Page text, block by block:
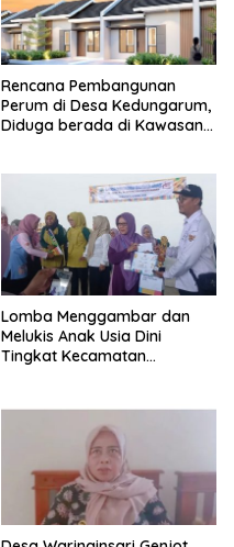
Rencana Pembangunan
Perum di Desa Kedungarum,
Diduga berada di Kawasan
Lomba Menggambar dan
Melukis Anak Usia Dini
Tingkat Kecamatan